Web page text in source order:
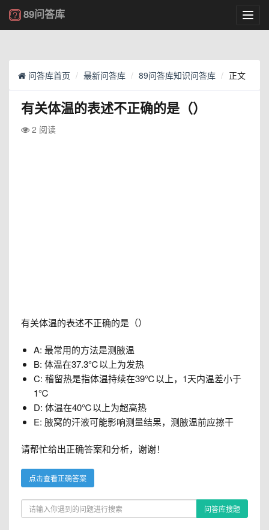
89问答库
问答库首页 最新问答库 89问答库知识问答库 正文
有关体温的表述不正确的是（）
2 阅读
有关体温的表述不正确的是（）
A: 最常用的方法是测腋温
B: 体温在37.3℃以上为发热
C: 稽留热是指体温持续在39℃以上，1天内温差小于
1℃
D: 体温在40℃以上为超高热
E: 腋窝的汗液可能影响测量结果，测腋温前应擦干
请帮忙给出正确答案和分析，谢谢！
点击查看正确答案
问答库搜题